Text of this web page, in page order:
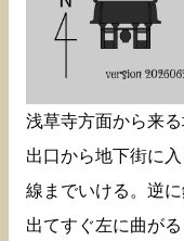
浅草寺方面から来
出口から地下街に
線までいける。逆
出てすぐ左に曲が